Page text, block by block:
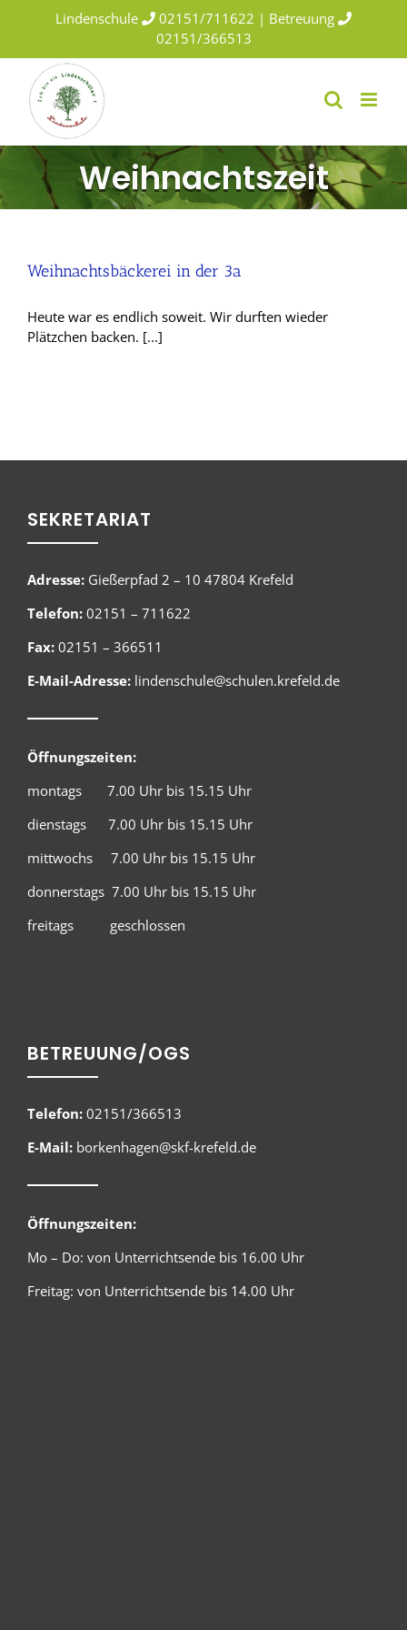
Lindenschule
02151/711622 | Betreuung
02151/366513
Weihnachtszeit
Weihnachtsbäckerei in der 3a
Heute war es endlich soweit. Wir durften wieder
Plätzchen backen. [...]
SEKRETARIAT
Adresse: Gießerpfad 2 – 10 47804 Krefeld
Telefon: 02151 – 711622
Fax: 02151 – 366511
E-Mail-Adresse: lindenschule@schulen.krefeld.de
Öffnungszeiten:
montags 7.00 Uhr bis 15.15 Uhr
dienstags 7.00 Uhr bis 15.15 Uhr
mittwochs 7.00 Uhr bis 15.15 Uhr
donnerstags 7.00 Uhr bis 15.15 Uhr
freitags geschlossen
BETREUUNG/OGS
Telefon: 02151/366513
E-Mail: borkenhagen@skf-krefeld.de
Öffnungszeiten:
Mo – Do: von Unterrichtsende bis 16.00 Uhr
Freitag: von Unterrichtsende bis 14.00 Uhr